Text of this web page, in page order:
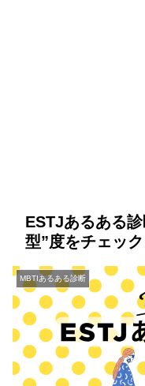
ESTJあるある
型”度をチェック
MBTIあるある診断